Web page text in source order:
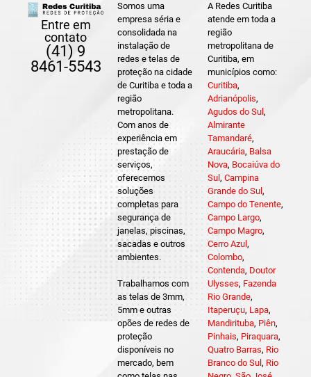
Entre em
contato
(41) 9
8461-5543
Somos uma
empresa séria e
consolidada na
instalação de
redes e telas de
proteção na cidade
de Curitiba e toda a
região
metropolitana.
Com anos de
experiência em
prestação de
serviços,
oferecemos
soluções
completas para
segurança de
janelas, piscinas,
sacadas e outros
ambientes.
Trabalhamos com
as telas de 3mm,
5mm e outras
opões de redes de
proteção
disponíveis no
mercado, bem
A Redes Curitiba
atende em toda a
região
metropolitana de
Curitiba, em
municípios como:
Curitiba,
Adrianópolis,
Agudos do Sul ,
Almirante
Tamandaré,
Araucária, Balsa
Nova, Bocaiúva do
Sul , Campina
Grande do Sul ,
Campo do Tenente,
Campo Largo,
Campo Magro,
Cerro Azul ,
Colombo,
Contenda, Doutor
Ulysses, Fazenda
Rio Grande,
Itaperuçu, Lapa,
Mandirituba, Piên,
Pinhais, Piraquara,
Quatro Barras, Rio
Branco do Sul , Rio